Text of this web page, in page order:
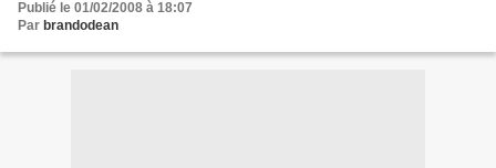
Publié le 01/02/2008 à 18:07
Par brandodean